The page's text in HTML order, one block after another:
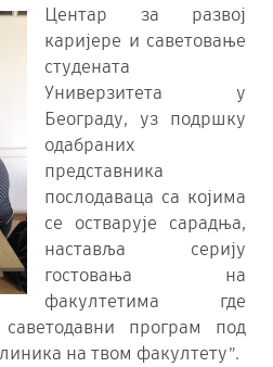
Центар за развој
каријере и саветовање
студената
Универзитета у
Београду, уз подршку
одабраних
представника
послодаваца са којима
се остварује сарадња,
наставља серију
гостовања на
факултетима где
саветодавни програм под
на твом факултету”.